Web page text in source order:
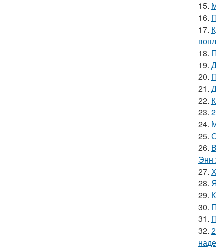
15.
16.
17.
18.
19.
20.
21.
22.
23.
24.
25.
26.
Энн
27.
28.
29.
30.
31.
32.